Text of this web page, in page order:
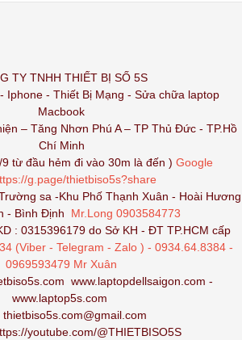
TY TNHH THIẾT BỊ SỐ 5S
Iphone - Thiết Bị Mạng - Sửa chữa laptop
Macbook
– Tăng Nhơn Phú A – TP Thủ Đức - TP.Hồ
Chí Minh
hẻm đi vào 30m là đến ) Google
g.page/thietbiso5s?share
sa -Khu Phố Thạnh Xuân - Hoài Hương
- Bình Định
Mr.Long 0903584773
: 0315396179 do Sở KH - ĐT TP.HCM cấp
(Viber - Telegram - Zalo ) - 0934.64.8384 -
0969593479 Mr Xuân
www.laptopdellsaigon.com -
www.laptop5s.com
thietbiso5s.com@gmail.com
youtube.com/@THIETBISO5S